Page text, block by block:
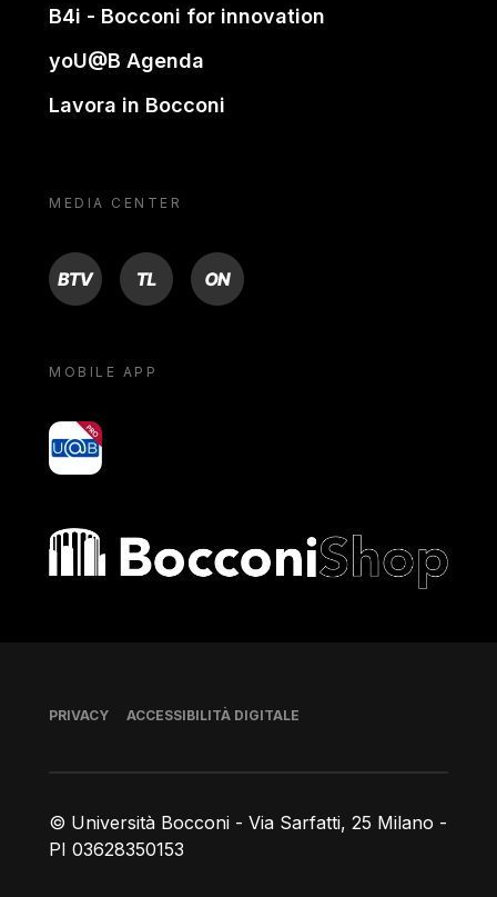
B4i - Bocconi for innovation
yoU@B Agenda
Lavora in Bocconi
MEDIA CENTER
BTV TL ON
MOBILE APP
yoU@B
Bocconi shop
© Università Bocconi - Via Sarfatti, 25 Milano -
PI 03628350153
Piè di pagina
PRIVACY ACCESSIBILITÀ DIGITALE